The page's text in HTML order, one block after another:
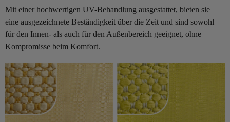
Mit einer hochwertigen UV-Behandlung ausgestattet, bieten sie
eine ausgezeichnete Beständigkeit über die Zeit und sind sowohl
für den Innen- als auch für den Außenbereich geeignet, ohne
Kompromisse beim Komfort.